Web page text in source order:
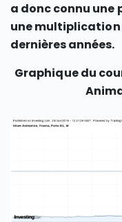
a donc connu une
une multiplication
dernières années.
Graphique du